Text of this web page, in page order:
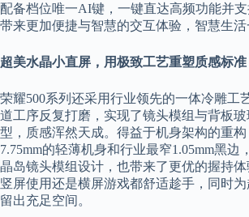
配备档位唯一AI键，一键直达高频功能并支
带来更加便捷与智慧的交互体验，智慧生活
超美水晶小直屏，用极致工艺重塑质感标准
荣耀500系列还采用行业领先的一体冷雕工
道工序反复打磨，实现了镜头模组与背板
型，质感浑然天成。得益于机身架构的重
7.75mm的轻薄机身和行业最窄1.05mm黑边
晶岛镜头模组设计，也带来了更优的握持
竖屏使用还是横屏游戏都舒适趁手，同时
留出充足空间。